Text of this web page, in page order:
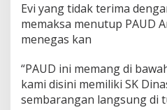
k
s
a
l
i
M
Evi yang tidak terima
memaksa menutup PAUD
menegas kan
“PAUD ini memang di
kami disini memiliki SK
sembarangan langsung di